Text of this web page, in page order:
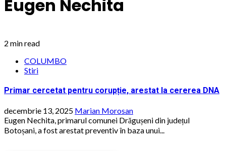
Eugen Nechita
2 min read
COLUMBO
Stiri
Primar cercetat pentru corupție, arestat la cererea DNA
decembrie 13, 2025 Marian Morosan
Eugen Nechita, primarul comunei Drăgușeni din județul
Botoșani, a fost arestat preventiv în baza unui...